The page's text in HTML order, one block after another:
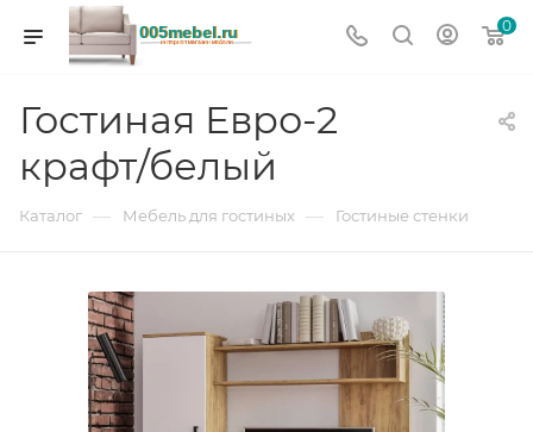
0
Гостиная Евро-2
крафт/белый
Каталог — Мебель для гостиных — Гостиные стенки